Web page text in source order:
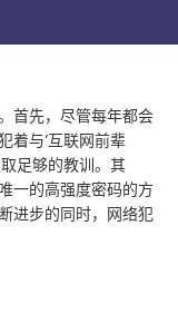
首先，尽管每年都会
着与’互联网前辈
足够的教训。其
一的高强度密码的方
进步的同时，网络犯